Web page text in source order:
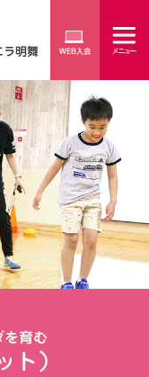
ラ明舞
育む
）